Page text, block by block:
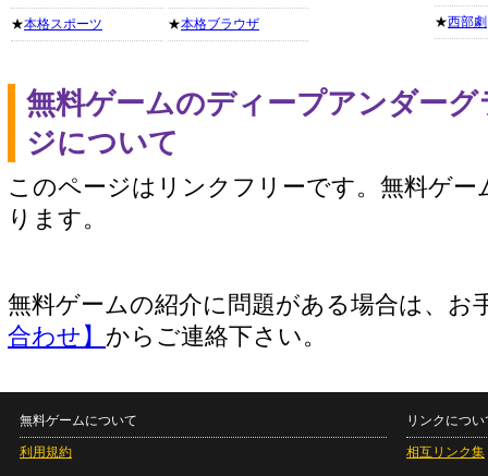
★本格スポーツ ★本格ブラウザ ★西部劇
無料ゲームのディープアンダー
ジについて
このページはリンクフリーです。無料ゲー
ります。
無料ゲームの紹介に問題がある場合は、お
合わせ】 からご連絡下さい。
無料ゲームについて
利用規約
リンクについ
相互リンク集